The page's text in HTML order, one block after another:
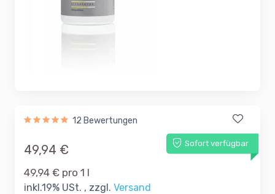
12 Bewertungen
Sofort verfügbar
49,94 €
49,94 € pro 1 l
inkl.19% USt. , zzgl. Versand